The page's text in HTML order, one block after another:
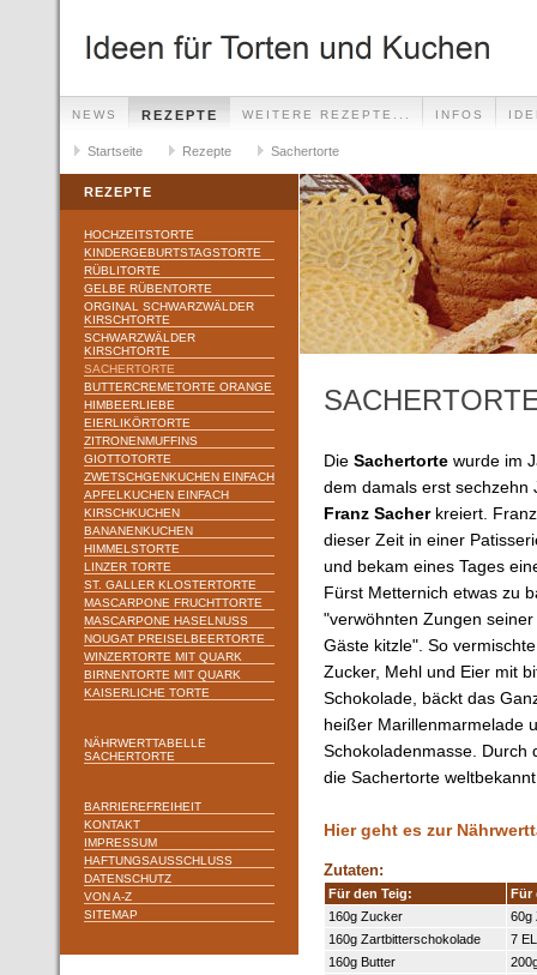
NEWS REZEPTE WEITERE REZEPTE... INFOS
Startseite Rezepte Sachertorte
REZEPTE
HOCHZEITSTORTE
KINDERGEBURTSTAGSTORTE
RÜBLITORTE
GELBE RÜBENTORTE
ORGINAL SCHWARZWÄLDER
KIRSCHTORTE
SCHWARZWÄLDER
KIRSCHTORTE
SACHERTORTE
BUTTERCREMETORTE ORANGE
HIMBEERLIEBE
EIERLIKÖRTORTE
ZITRONENMUFFINS
GIOTTOTORTE
ZWETSCHGENKUCHEN EINFACH
APFELKUCHEN EINFACH
KIRSCHKUCHEN
BANANENKUCHEN
HIMMELSTORTE
LINZER TORTE
ST. GALLER KLOSTERTORTE
MASCARPONE FRUCHTTORTE
MASCARPONE HASELNUSS
NOUGAT PREISELBEERTORTE
WINZERTORTE MIT QUARK
BIRNENTORTE MIT QUARK
KAISERLICHE TORTE
NÄHRWERTTABELLE
SACHERTORTE
BARRIEREFREIHEIT
KONTAKT
IMPRESSUM
HAFTUNGSAUSSCHLUSS
DATENSCHUTZ
VON A-Z
SITEMAP
Die Sachertorte wurde im
dem damals erst sechzehn
Franz Sacherkreiert.
dieser Zeit in einer
und bekam eines Tages
Fürst Metternich etwas zu
"verwöhnten Zungen
Gäste kitzle". So
Zucker, Mehl und Eier mit
Schokolade, bäckt das
heißer Marillenmarmelade
Schokoladenmasse. Durch
die Sachertorte
Hier geht es zur
Zutaten:
Für den Teig:
Für
160g Zucker
60g
160g Zartbitterschokolade
7
160g Butter